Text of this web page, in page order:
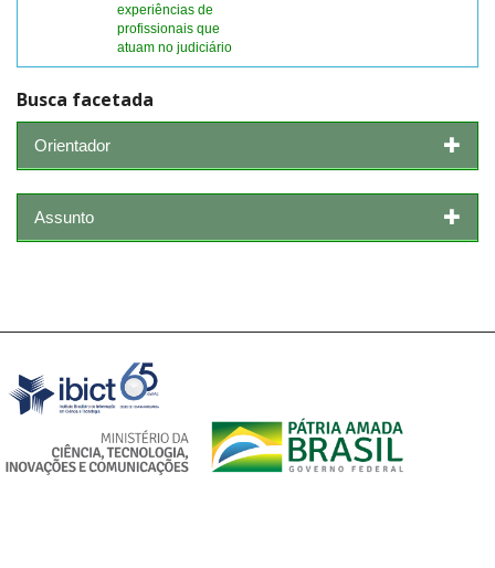
experiências de
profissionais que
atuam no judiciário
Busca facetada
Orientador
Assunto